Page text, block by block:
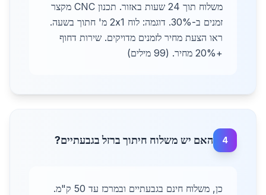
משלוח תוך 24 שעות באזור. תכנון CNC מקצר
זמנים ב-30%. דוגמה: לוח 2x1 מ' חתוך בשעה.
ראו הצעת מחיר לזמנים מדויקים. שירות דחוף
+20% מחיר. (99 מילים)
4 האם יש משלוח חיתוך ברזל בגבעתיים?
כן, משלוח חינם בגבעתיים ובמרכז עד 50 ק"מ.